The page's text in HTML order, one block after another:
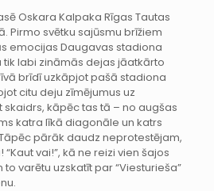
Oskara Kalpaka Rīgas Tautas
Pirmo svētku sajūsmu brīžiem
emocijas Daugavas stadiona
labi zināmās dejas jāatkārto
brīdī uzkāpjot pašā stadiona
citu deju zīmējumus uz
skaidrs, kāpēc tas tā – no augšas
katra līkā diagonāle un katrs
pārāk daudz neprotestējam,
vai!”, kā ne reizi vien šajos
to varētu uzskatīt par “Viesturieša”